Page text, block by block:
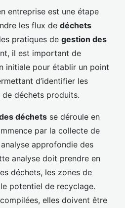
entreprise est une étape
les flux de déchets
pratiques de gestion des
il est important de
initiale pour établir un point
d’identifier les
déchets produits.
déchets se déroule en
par la collecte de
analyse approfondie des
analyse doit prendre en
déchets, les zones de
potentiel de recyclage.
elles doivent être